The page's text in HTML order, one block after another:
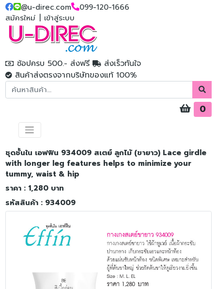
@u-direc.com
099-120-1666
สมัครใหม่
เข้าสู่ระบบ
ช้อปครบ 500.- ส่งฟรี
ส่งเร็วทันใจ
สินค้าส่งตรงจากบริษัทของแท้ 100%
0
ชุดชั้นใน เอฟฟิน 934009 สเตย์ ลูกไม้ (ขายาว) Lace girdle
with longer leg features helps to minimize your
tummy, waist & hip
ราคา : 1,280 บาท
รหัสสินค้า : 934009